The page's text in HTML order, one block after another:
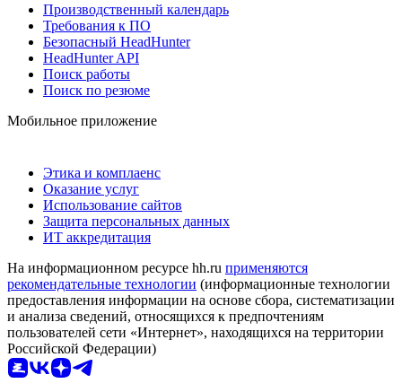
Производственный календарь
Требования к ПО
Безопасный HeadHunter
HeadHunter API
Поиск работы
Поиск по резюме
Мобильное приложение
Этика и комплаенс
Оказание услуг
Использование сайтов
Защита персональных данных
ИТ аккредитация
На информационном ресурсе hh.ru применяются
рекомендательные технологии (информационные технологии
предоставления информации на основе сбора, систематизации
и анализа сведений, относящихся к предпочтениям
пользователей сети «Интернет», находящихся на территории
Российской Федерации)